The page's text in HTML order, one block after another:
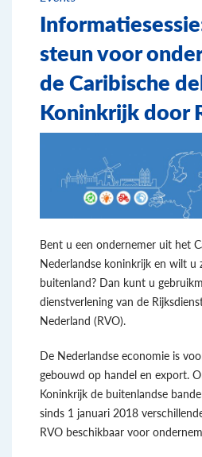
steun voor
de Caribische
Koninkrijk door
Bent u een ondernemer uit het
Nederlandse koninkrijk en wilt u
buitenland? Dan kunt u
dienstverlening van de
Nederland (RVO).
De Nederlandse economie is
gebouwd op handel en export.
Koninkrijk de buitenlandse
sinds 1 januari 2018
RVO beschikbaar voor